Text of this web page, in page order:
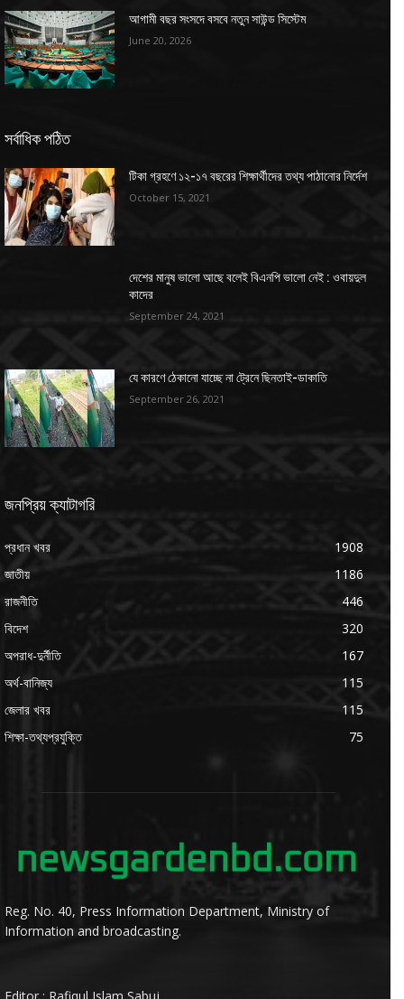
আগামী বছর সংসদে বসবে নতুন সাউন্ড সিস্টেম
June 20, 2026
সর্বাধিক পঠিত
টিকা গ্রহণে ১২-১৭ বছরের শিক্ষার্থীদের তথ্য পাঠানোর নির্দেশ
October 15, 2021
দেশের মানুষ ভালো আছে বলেই বিএনপি ভালো নেই : ওবায়দুল
কাদের
September 24, 2021
যে কারণে ঠেকানো যাচ্ছে না ট্রেনে ছিনতাই-ডাকাতি
September 26, 2021
জনপ্রিয় ক্যাটাগরি
প্রধান খবর
1908
জাতীয়
1186
রাজনীতি
446
বিদেশ
320
অপরাধ-দুর্নীতি
167
অর্থ-বানিজ্য
115
জেলার খবর
115
শিক্ষা-তথ্যপ্রযুক্তি
75
Reg. No. 40, Press Information Department, Ministry of
Information and broadcasting.